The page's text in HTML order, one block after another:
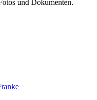
und Dokumenten.